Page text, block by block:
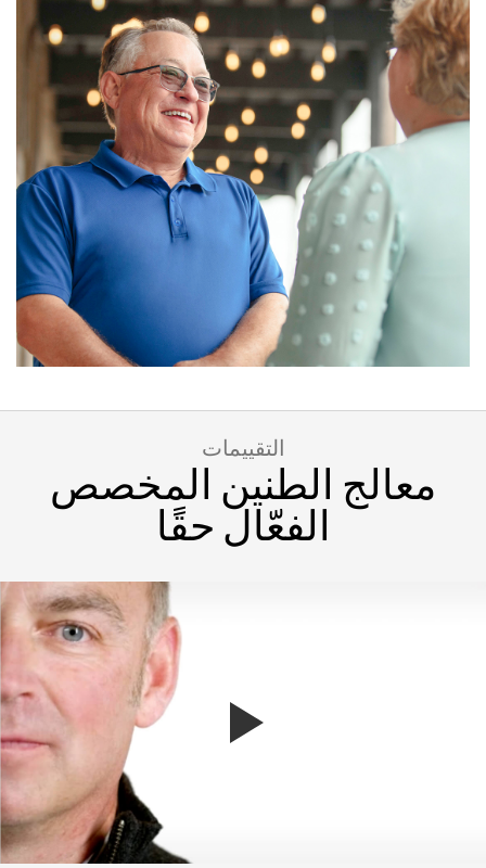
التقييمات
معالج الطنين المخصص
الفعّال حقًا
شاهد قصة تيري